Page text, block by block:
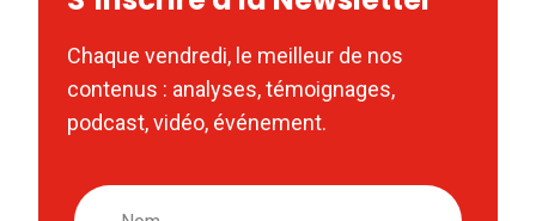
Chaque vendredi, le meilleur de nos
contenus : analyses, témoignages,
podcast, vidéo, événement.
Nom